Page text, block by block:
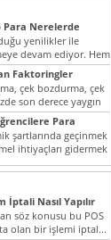
Para Nerelerde
yenilikler ile
devam ediyor. Hem
arttırmak hem...
Faktoringler
çek bozdurma, çek
son derece yaygın
Para
şartlarında geçinmek
ihtiyaçları gidermek
olmak...
İptali Nasıl Yapılır
söz konusu bu POS
olan bir işlemi iptal...